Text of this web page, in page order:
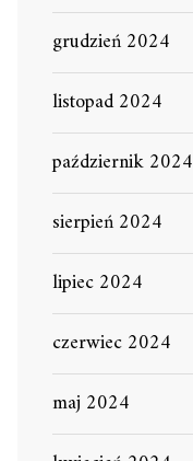
grudzień 2024
listopad 2024
październik 2024
sierpień 2024
lipiec 2024
czerwiec 2024
maj 2024